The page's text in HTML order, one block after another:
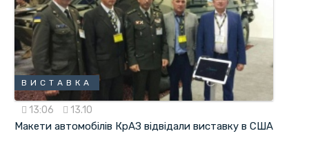
ВИСТАВКА
13:06 13.10
Макети автомобілів КрАЗ відвідали виставку в США